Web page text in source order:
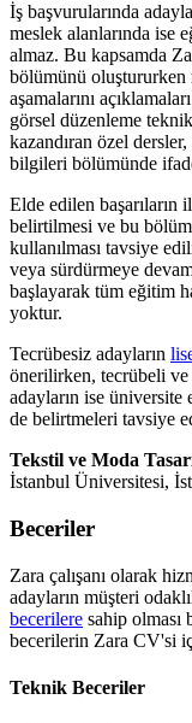
İş başvurularında
meslek alanlarında ise
almaz. Bu kapsamda
bölümünü
aşamalarını
görsel düzenleme
kazandıran özel
bilgileri bölümünde
Elde edilen başarıların
belirtilmesi ve bu bölüm
kullanılması tavsiye
veya sürdürmeye
başlayarak tüm eğitim
yoktur.
Tecrübesiz adayların
önerilirken, tecrübeli
adayların ise
de belirtmeleri tavsiye
Tekstil ve Moda
İstanbul Üniversitesi,
Beceriler
Zara çalışanı olarak
adayların müşteri
becerilere sahip olması
becerilerin Zara CV'si
Teknik Beceriler